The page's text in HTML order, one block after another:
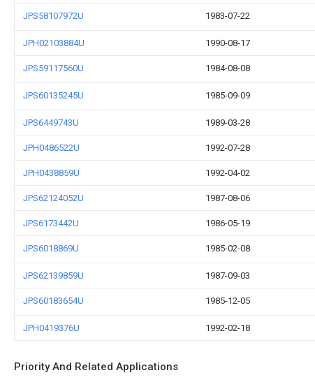
JPS58107972U 1983-07-22
JPH02103884U 1990-08-17
JPS59117560U 1984-08-08
JPS60135245U 1985-09-09
JPS6449743U 1989-03-28
JPH0486522U 1992-07-28
JPH0438859U 1992-04-02
JPS62124052U 1987-08-06
JPS6173442U 1986-05-19
JPS6018869U 1985-02-08
JPS62139859U 1987-09-03
JPS60183654U 1985-12-05
JPH0419376U 1992-02-18
Priority And Related Applications